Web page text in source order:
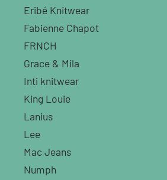
Eribé Knitwear
Fabienne Chapot
FRNCH
Grace & Mila
Inti knitwear
King Louie
Lanius
Lee
Mac Jeans
Numph